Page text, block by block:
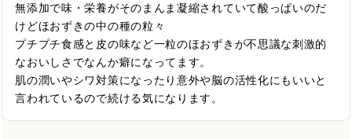
無添加で味・栄養がそのまんま凝縮されていて酸っぱいのだ
けどほおずきの中の種の粒々
プチプチ食感と皮の味など一粒のほおずきが不思議な刺激的
なおいしさでなんか癖になってます。
肌の潤いやシワ対策になったり意外や脳の活性化にもいいと
言われているので続ける気になります。